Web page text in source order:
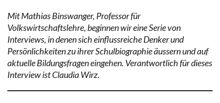
Mit Mathias Binswanger, Professor für
Volkswirtschaftslehre, beginnen wir eine Serie von
Interviews, in denen sich einflussreiche Denker und
Persönlichkeiten zu ihrer Schulbiographie äussern und auf
aktuelle Bildungsfragen eingehen. Verantwortlich für dieses
Interview ist Claudia Wirz.